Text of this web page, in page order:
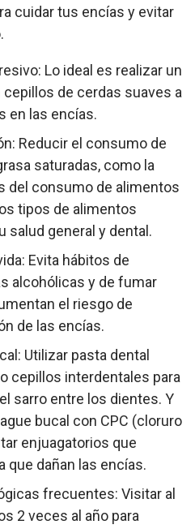
cuidar tus encías y evitar
Lo ideal es realizar un
de cerdas suaves a
en las encías.
Reducir el consumo de
saturadas, como la
del consumo de alimentos
tipos de alimentos
salud general y dental.
Evita hábitos de
alcohólicas y de fumar
el riesgo de
de las encías.
Utilizar pasta dental
cepillos interdentales para
sarro entre los dientes. Y
bucal con CPC (cloruro
enjuagatorios que
que dañan las encías.
frecuentes: Visitar al
2 veces al año para